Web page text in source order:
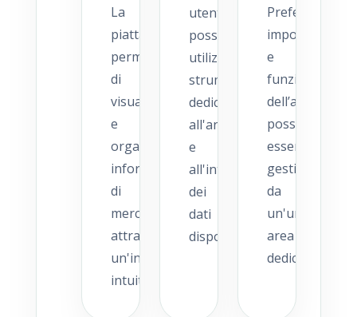
La
piattaforma
permette
di
visualizzare
e
organizzare
informazioni
di
mercato
attraverso
un'interfaccia
intuitiva.
utenti
possono
utilizzare
strumenti
dedicati
all'analisi
e
all'interpretazione
dei
dati
disponibili.
Preferenze,
impostazioni
e
funzionalità
dell’account
possono
essere
gestite
da
un'unica
area
dedicata.